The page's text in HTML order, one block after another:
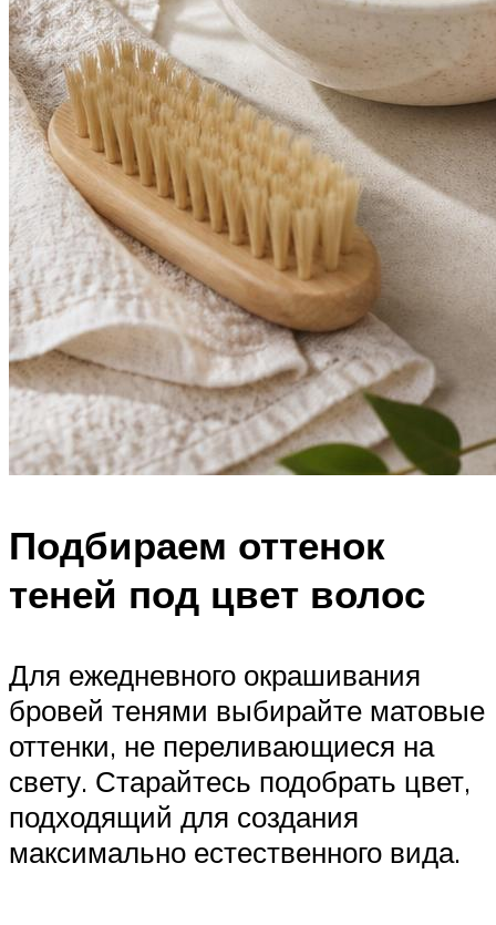
Подбираем оттенок
теней под цвет волос
Для ежедневного окрашивания
бровей тенями выбирайте матовые
оттенки, не переливающиеся на
свету. Старайтесь подобрать цвет,
подходящий для создания
максимально естественного вида.